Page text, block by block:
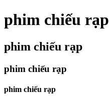
phim chiếu rạp
phim chiếu rạp
phim chiếu rạp
phim chiếu rạp